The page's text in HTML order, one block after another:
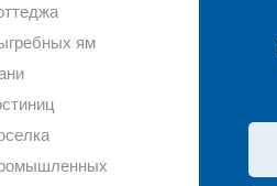
ям